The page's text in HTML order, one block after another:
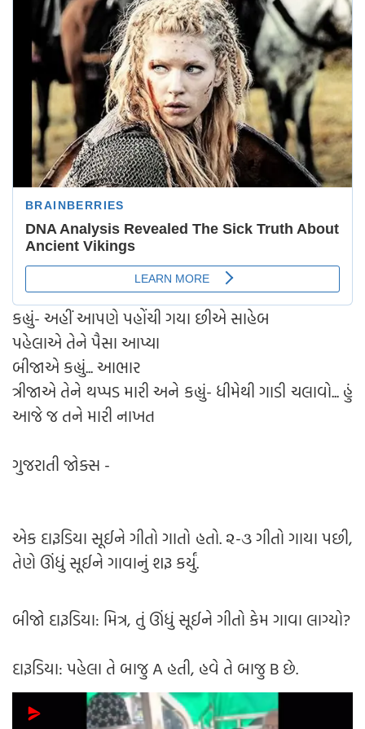
કહ્યું- અહીં આપણે પહોંચી ગયા છીએ સાહેબ
પહેલાએ તેને પૈસા આપ્યા
બીજાએ કહ્યું... આભાર
ત્રીજાએ તેને થપ્પડ મારી અને કહ્યું- ધીમેથી ગાડી ચલાવો... હું
આજે જ તને મારી નાખત
ગુજરાતી જોક્સ -
એક દારૂડિયા સૂઈને ગીતો ગાતો હતો. ૨-૩ ગીતો ગાયા પછી,
તેણે ઊંધું સૂઈને ગાવાનું શરૂ કર્યું.
બીજો દારૂડિયા: મિત્ર, તું ઊંધું સૂઈને ગીતો કેમ ગાવા લાગ્યો?
દારૂડિયા: પહેલા તે બાજુ A હતી, હવે તે બાજુ B છે.